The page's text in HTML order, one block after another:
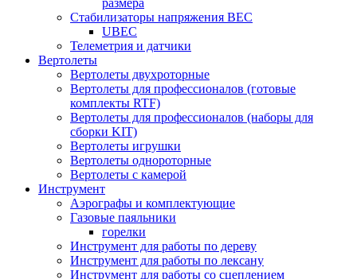
размера
Стабилизаторы напряжения BEC
UBEC
Телеметрия и датчики
Вертолеты
Вертолеты двухроторные
Вертолеты для профессионалов (готовые
комплекты RTF)
Вертолеты для профессионалов (наборы для
сборки KIT)
Вертолеты игрушки
Вертолеты однороторные
Вертолеты с камерой
Инструмент
Аэрографы и комплектующие
Газовые паяльники
горелки
Инструмент для работы по дереву
Инструмент для работы по лексану
Инструмент для работы со сцеплением